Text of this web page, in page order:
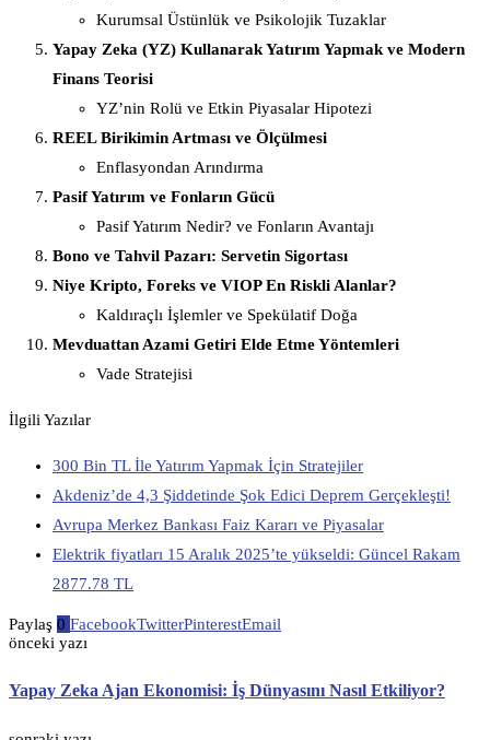
Kurumsal Üstünlük ve Psikolojik Tuzaklar
Yapay Zeka (YZ) Kullanarak Yatırım Yapmak ve Modern
Finans Teorisi
YZ’nin Rolü ve Etkin Piyasalar Hipotezi
REEL Birikimin Artması ve Ölçülmesi
Enflasyondan Arındırma
Pasif Yatırım ve Fonların Gücü
Pasif Yatırım Nedir? ve Fonların Avantajı
Bono ve Tahvil Pazarı: Servetin Sigortası
Niye Kripto, Foreks ve VIOP En Riskli Alanlar?
Kaldıraçlı İşlemler ve Spekülatif Doğa
Mevduattan Azami Getiri Elde Etme Yöntemleri
Vade Stratejisi
İlgili Yazılar
300 Bin TL İle Yatırım Yapmak İçin Stratejiler
Akdeniz’de 4,3 Şiddetinde Şok Edici Deprem Gerçekleşti!
Avrupa Merkez Bankası Faiz Kararı ve Piyasalar
Elektrik fiyatları 15 Aralık 2025’te yükseldi: Güncel Rakam
2877.78 TL
Paylaş 0 FacebookTwitterPinterestEmail
önceki yazı
Yapay Zeka Ajan Ekonomisi: İş Dünyasını Nasıl Etkiliyor?